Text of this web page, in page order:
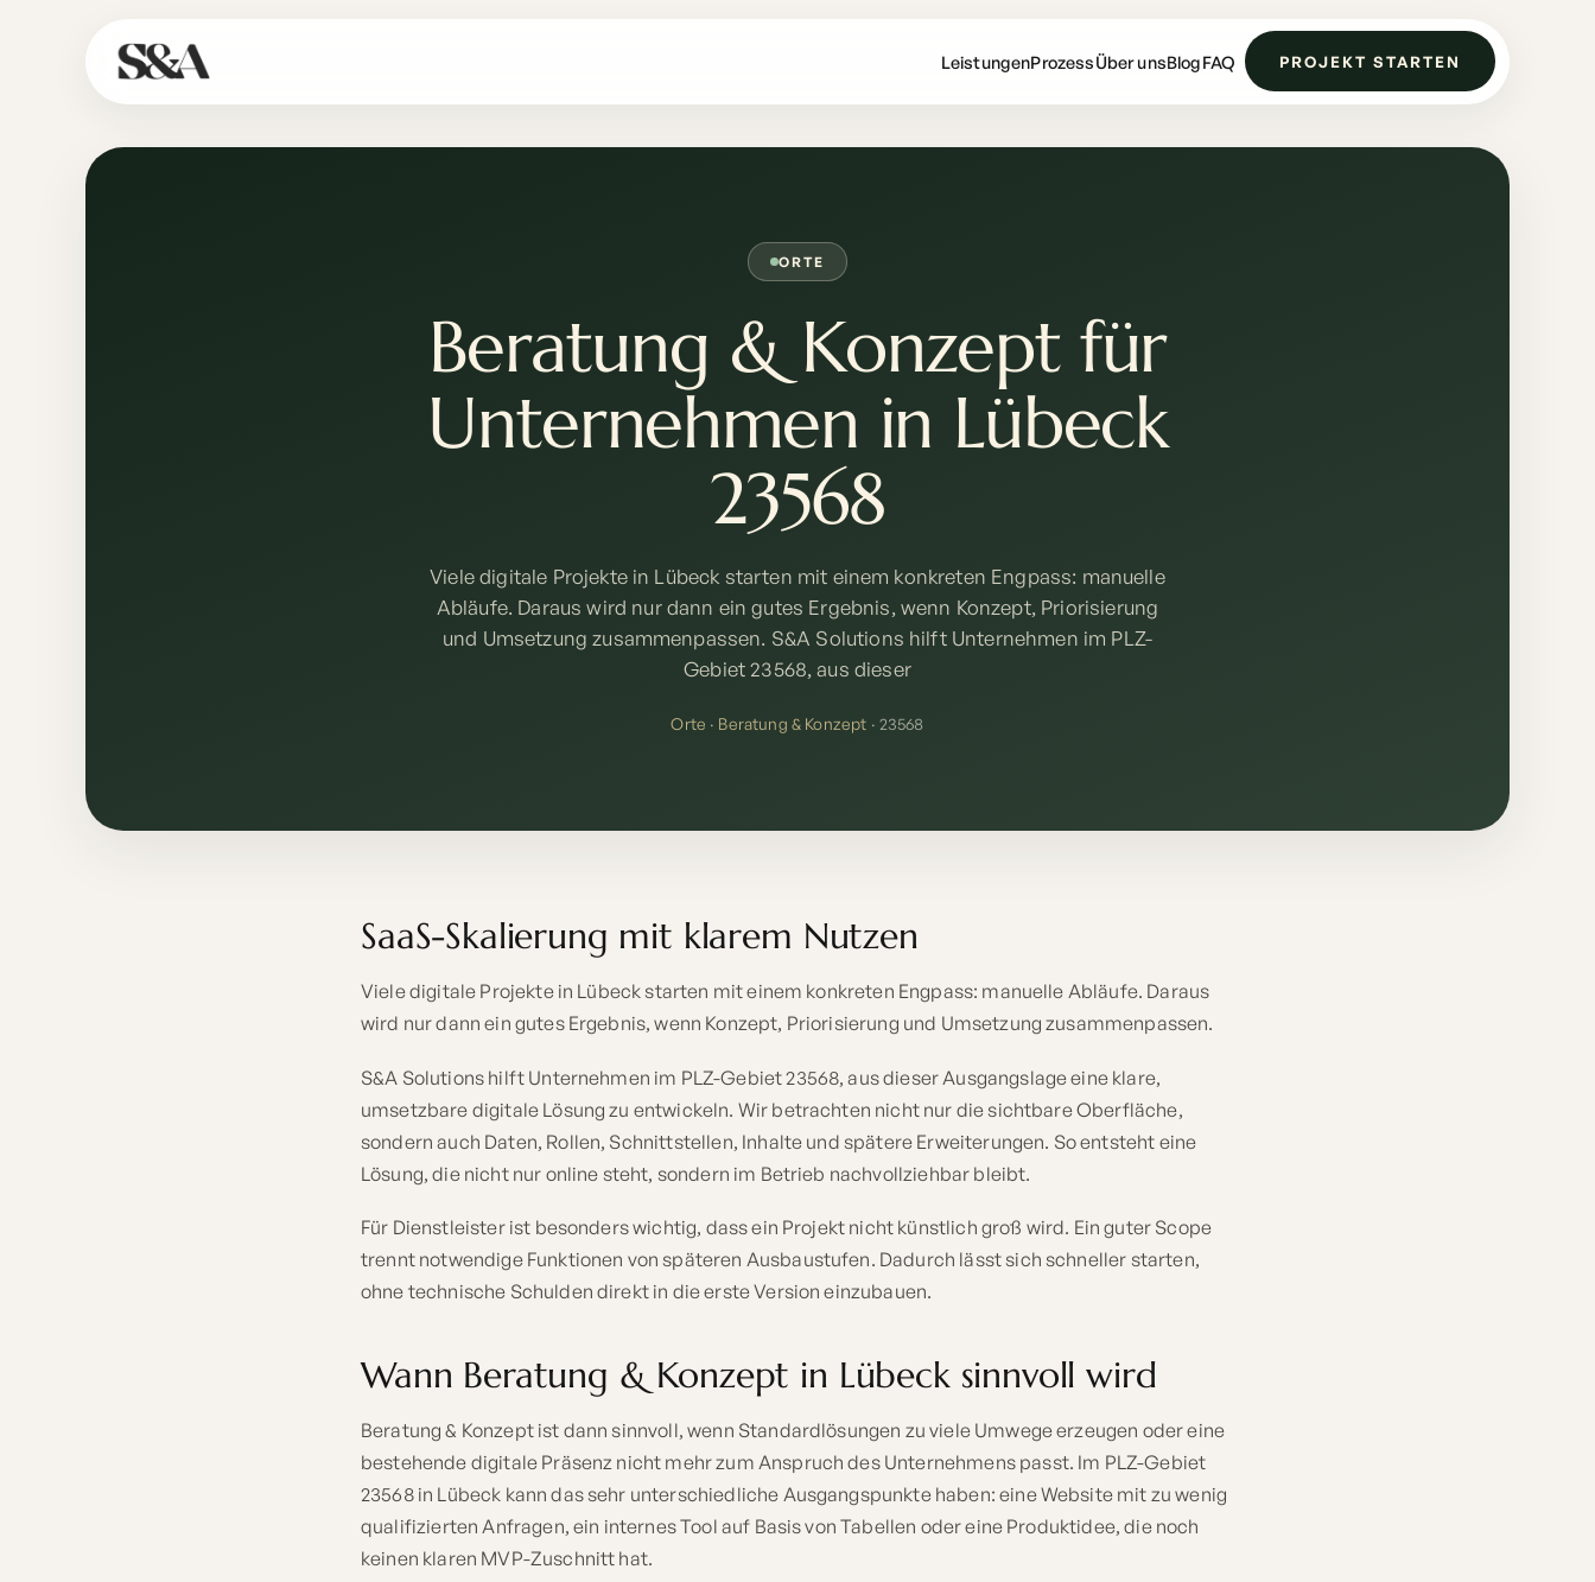
LeistungenProzessÜber unsBlogFAQ PROJEKT STARTEN
ORTE
Beratung & Konzept für
Unternehmen in Lübeck
23568
Viele digitale Projekte in Lübeck starten mit einem konkreten Engpass: manuelle
Abläufe. Daraus wird nur dann ein gutes Ergebnis, wenn Konzept, Priorisierung
und Umsetzung zusammenpassen. S&A Solutions hilft Unternehmen im PLZ-
Gebiet 23568, aus dieser
Orte · Beratung & Konzept · 23568
SaaS-Skalierung mit klarem Nutzen
Viele digitale Projekte in Lübeck starten mit einem konkreten Engpass: manuelle Abläufe. Daraus
wird nur dann ein gutes Ergebnis, wenn Konzept, Priorisierung und Umsetzung zusammenpassen.
S&A Solutions hilft Unternehmen im PLZ-Gebiet 23568, aus dieser Ausgangslage eine klare,
umsetzbare digitale Lösung zu entwickeln. Wir betrachten nicht nur die sichtbare Oberfläche,
sondern auch Daten, Rollen, Schnittstellen, Inhalte und spätere Erweiterungen. So entsteht eine
Lösung, die nicht nur online steht, sondern im Betrieb nachvollziehbar bleibt.
Für Dienstleister ist besonders wichtig, dass ein Projekt nicht künstlich groß wird. Ein guter Scope
trennt notwendige Funktionen von späteren Ausbaustufen. Dadurch lässt sich schneller starten,
ohne technische Schulden direkt in die erste Version einzubauen.
Wann Beratung & Konzept in Lübeck sinnvoll wird
Beratung & Konzept ist dann sinnvoll, wenn Standardlösungen zu viele Umwege erzeugen oder eine
bestehende digitale Präsenz nicht mehr zum Anspruch des Unternehmens passt. Im PLZ-Gebiet
23568 in Lübeck kann das sehr unterschiedliche Ausgangspunkte haben: eine Website mit zu wenig
qualifizierten Anfragen, ein internes Tool auf Basis von Tabellen oder eine Produktidee, die noch
keinen klaren MVP-Zuschnitt hat.